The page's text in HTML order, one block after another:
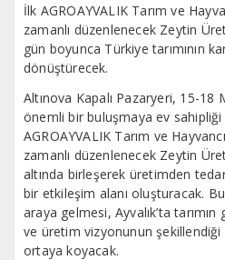
İlk AGROAYVALIK Tarım ve
zamanlı düzenlenecek Zeytin
gün boyunca Türkiye tarımının
dönüştürecek.
Altınova Kapalı Pazaryeri, 15-18
önemli bir buluşmaya ev sahipliği
AGROAYVALIK Tarım ve
zamanlı düzenlenecek Zeytin
altında birleşerek üretimden
bir etkileşim alanı oluşturacak.
araya gelmesi, Ayvalık’ta
ve üretim vizyonunun
ortaya koyacak.